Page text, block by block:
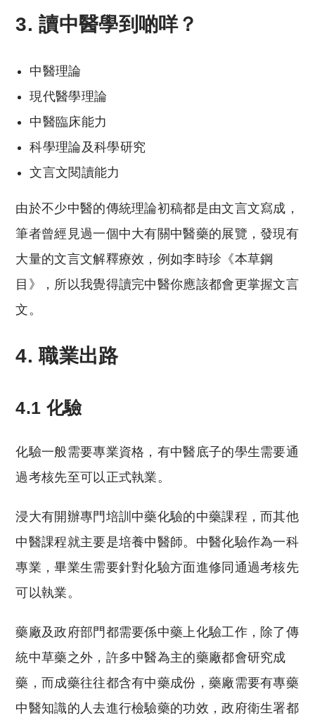
3. 讀中醫學到啲咩？
中醫理論
現代醫學理論
中醫臨床能力
科學理論及科學研究
文言文閱讀能力
由於不少中醫的傳統理論初稿都是由文言文寫成，
筆者曾經見過一個中大有關中醫藥的展覽，發現有
大量的文言文解釋療效，例如李時珍《本草鋼
目》，所以我覺得讀完中醫你應該都會更掌握文言
文。
4. 職業出路
4.1 化驗
化驗一般需要專業資格，有中醫底子的學生需要通
過考核先至可以正式執業。
浸大有開辦專門培訓中藥化驗的中藥課程，而其他
中醫課程就主要是培養中醫師。中醫化驗作為一科
專業，畢業生需要針對化驗方面進修同通過考核先
可以執業。
藥廠及政府部門都需要係中藥上化驗工作，除了傳
統中草藥之外，許多中醫為主的藥廠都會研究成
藥，而成藥往往都含有中藥成份，藥廠需要有專藥
中醫知識的人去進行檢驗藥的功效，政府衛生署都